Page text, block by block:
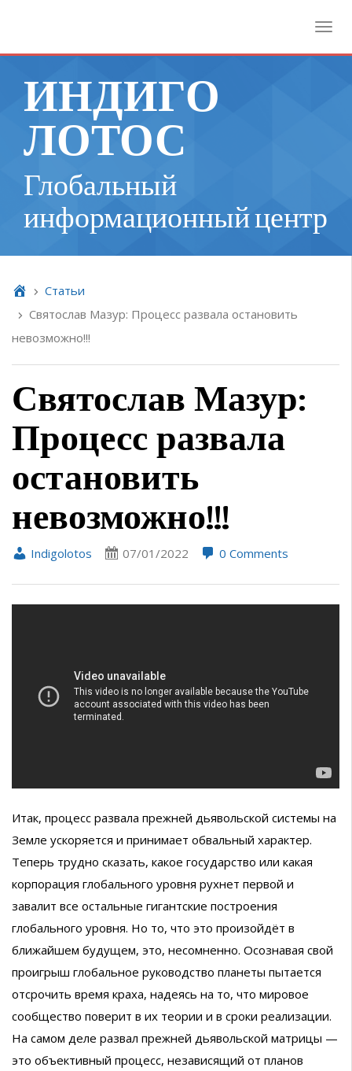
ИНДИГО
ЛОТОС
Глобальный
информационный центр
Cтатьи
Святослав Мазур: Процесс развала остановить
невозможно!!!
Святослав Мазур:
Процесс развала
остановить
невозможно!!!
Indigolotos 07/01/2022 0 Comments
Итак, процесс развала прежней дьявольской системы на
Земле ускоряется и принимает обвальный характер.
Теперь трудно сказать, какое государство или какая
корпорация глобального уровня рухнет первой и
завалит все остальные гигантские построения
глобального уровня. Но то, что это произойдёт в
ближайшем будущем, это, несомненно. Осознавая свой
проигрыш глобальное руководство планеты пытается
отсрочить время краха, надеясь на то, что мировое
сообщество поверит в их теории и в сроки реализации.
На самом деле развал прежней дьявольской матрицы —
это объективный процесс, независящий от планов